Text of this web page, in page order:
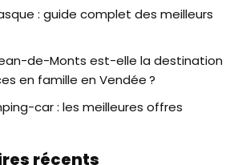
: guide complet des meilleurs
de-Monts est-elle la destination
en famille en Vendée ?
car : les meilleures offres
récents